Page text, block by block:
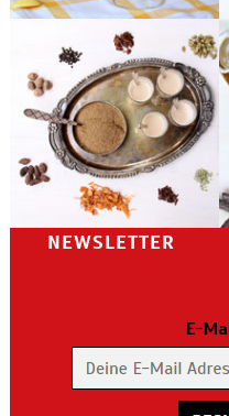
NEWSLETTER